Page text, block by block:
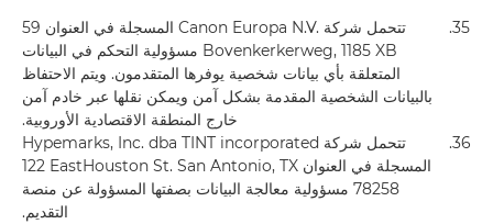
35.
تتحمل شركة Canon Europa N.V.‎ المسجلة في العنوان ‎59
Bovenkerkerweg, 1185 XB مسؤولية التحكم في البيانات
المتعلقة بأي بيانات شخصية يوفرها المتقدمون. ويتم الاحتفاظ
بالبيانات الشخصية المقدمة بشكل آمن ويمكن نقلها عبر خادم آمن
خارج المنطقة الاقتصادية الأوروبية.
36.
تتحمل شركة Hypemarks, Inc. dba TINT incorporated
المسجلة في العنوان 122‎ EastHouston St. San Antonio, TX
78258 مسؤولية معالجة البيانات بصفتها المسؤولة عن منصة
التقديم.